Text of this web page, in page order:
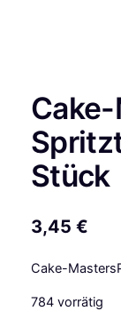
Stück
3,45 €
Cake-
784 vorrätig